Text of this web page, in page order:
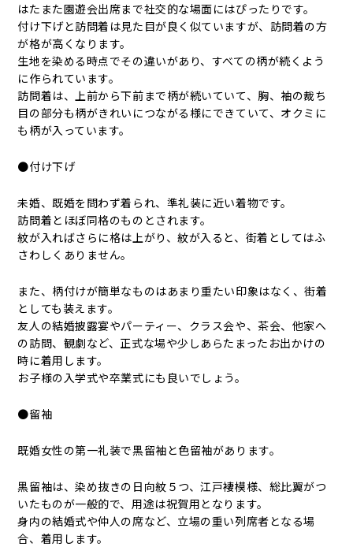
はたまた園遊会出席まで社交的な場面にはぴったりです。
付け下げと訪問着は見た目が良く似ていますが、訪問着の方
が格が高くなります。
生地を染める時点でその違いがあり、すべての柄が続くよう
に作られています。
訪問着は、上前から下前まで柄が続いていて、胸、袖の裁ち
目の部分も柄がきれいにつながる様にできていて、オクミに
も柄が入っています。
●付け下げ
未婚、既婚を問わず着られ、準礼装に近い着物です。
訪問着とほぼ同格のものとされます。
紋が入ればさらに格は上がり、紋が入ると、街着としてはふ
さわしくありません。
また、柄付けが簡単なものはあまり重たい印象はなく、街着
としても装えます。
友人の結婚披露宴やパーティー、クラス会や、茶会、他家へ
の訪問、観劇など、正式な場や少しあらたまったお出かけの
時に着用します。
お子様の入学式や卒業式にも良いでしょう。
●留袖
既婚女性の第一礼装で黒留袖と色留袖があります。
黒留袖は、染め抜きの日向紋５つ、江戸褄模様、総比翼がつ
いたものが一般的で、用途は祝賀用となります。
身内の結婚式や仲人の席など、立場の重い列席者となる場
合、着用します。